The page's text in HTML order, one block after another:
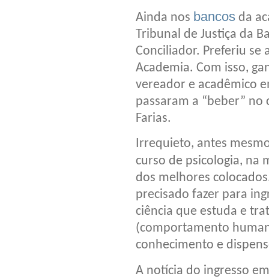
Ainda nos bancos da
Tribunal de Justiça da
Conciliador. Preferiu
Academia. Com isso,
vereador e acadêmico
passaram a “beber”
Farias.
Irrequieto, antes
curso de psicologia, na
dos melhores
precisado fazer para
ciência que estuda e
(comportamento
conhecimento e
A notícia do ingresso